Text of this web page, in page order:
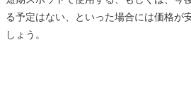
る予定はない、といった場合には価格が
しょう。